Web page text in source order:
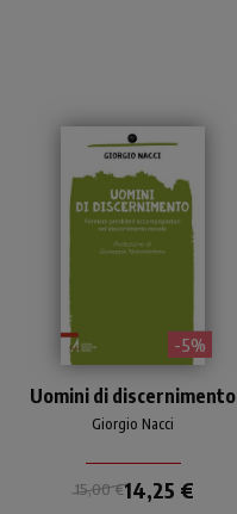
- 5%
formazione affinché i
presbiteri sappiano
discernimento
Uomini di discernimento
Giorgio Nacci
15,00 €14,25 €